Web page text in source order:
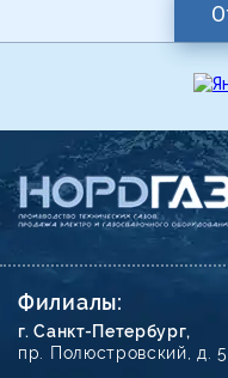
Филиалы:
г. Санкт-Петербург,
пр. Полюстровский, д.